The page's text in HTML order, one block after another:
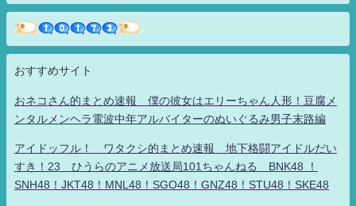
おすすめサイト
おネコさん的まとめ速報 僕の彼女はエリーちゃん人形！豆腐メ
ンタルメンヘラ電波中年アルバイターのぬいぐるみ男子末路編
アイドッフル！ ワタクシ的まとめ速報 地下格闘アイドルだい
すき！23 ひうらのアニメ放送局101ちゃんねる BNK48 ！
SNH48！JKT48！MNL48！SGO48！GNZ48！STU48！SKE48